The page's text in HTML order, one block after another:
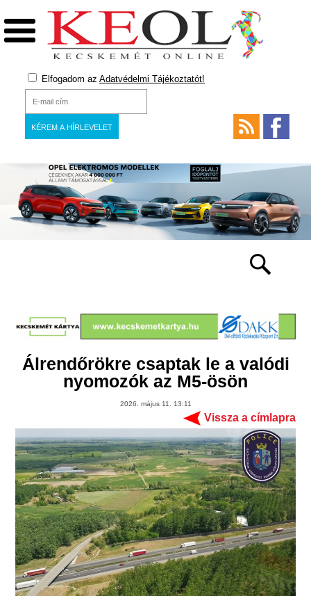
Elfogadom az Adatvédelmi Tájékoztatót!
Álrendőrökre csaptak le a valódi
nyomozók az M5-ösön
2026. május 11. 13:11
Vissza a címlapra